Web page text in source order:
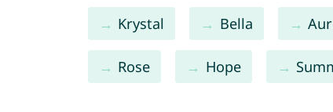
Krystal Bella
Rose Hope